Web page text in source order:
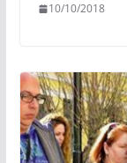
10/10/2018